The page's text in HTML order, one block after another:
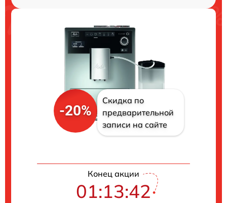
-20%
Скидка по
предварительной
записи на сайте
Конец акции
01:13:41